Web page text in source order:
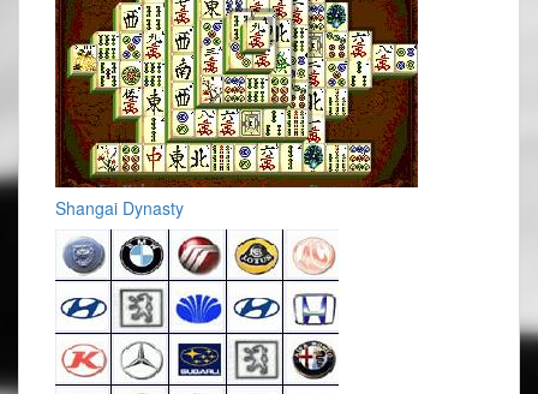
Shangai Dynasty